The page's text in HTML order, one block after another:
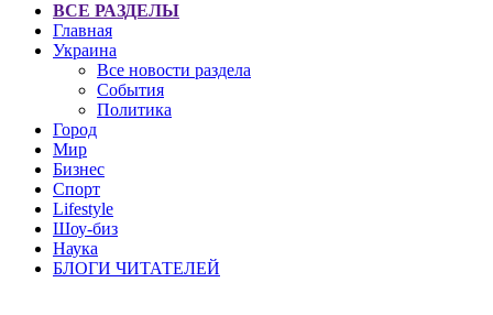
ВСЕ РАЗДЕЛЫ
Главная
Украина
Все новости раздела
События
Политика
Город
Мир
Бизнес
Спорт
Lifestyle
Шоу-биз
Наука
БЛОГИ ЧИТАТЕЛЕЙ